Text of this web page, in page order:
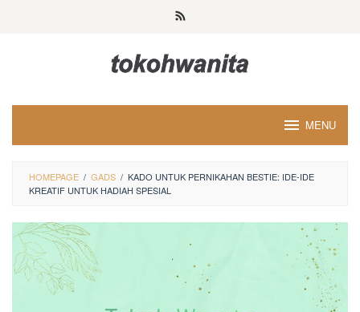
MENU
HOMEPAGE / GADS / KADO UNTUK PERNIKAHAN BESTIE: IDE-IDE
KREATIF UNTUK HADIAH SPESIAL